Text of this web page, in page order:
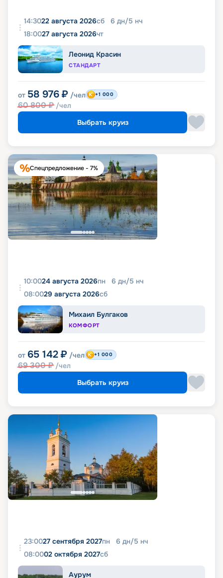
14:3022 августа 2026сб 6 дн/5 нч
18:0027 августа 2026чт
Леонид Красин
СТАНДАРТ
от 58 976 ₽ /чел
60 800₽ /чел
+1 000
Выбрать круиз
Спецпредложение - 7%
10:0024 августа 2026пн 6 дн/5 нч
08:0029 августа 2026сб
Михаил Булгаков
КОМФОРТ
от 65 142 ₽ /чел
69 300₽ /чел
+1 000
Выбрать круиз
23:0027 сентября 2027пн 6 дн/5 нч
08:0002 октября 2027сб
Аурум